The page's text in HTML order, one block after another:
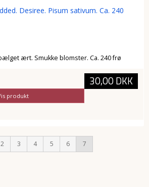
Desiree. Pisum sativum. Ca. 240
ært. Smukke blomster. Ca. 240 frø
30,00 DKK
produkt
2 3 4 5 6 7